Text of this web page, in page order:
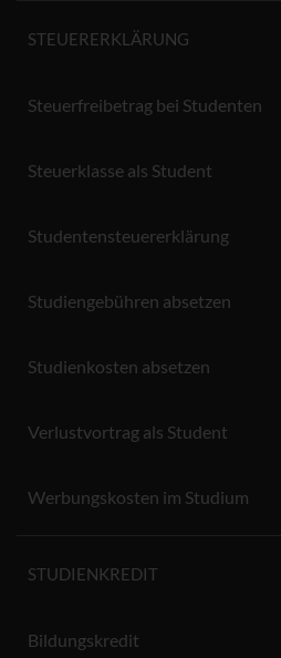
STEUERERKLÄRUNG
Steuerfreibetrag bei Studenten
Steuerklasse als Student
Studentensteuererklärung
Studiengebühren absetzen
Studienkosten absetzen
Verlustvortrag als Student
Werbungskosten im Studium
STUDIENKREDIT
Bildungskredit